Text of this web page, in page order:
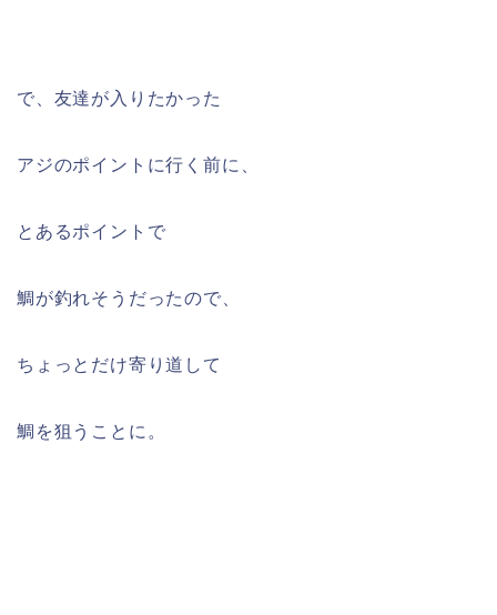
で、友達が入りたかった
アジのポイントに行く前に、
とあるポイントで
鯛が釣れそうだったので、
ちょっとだけ寄り道して
鯛を狙うことに。